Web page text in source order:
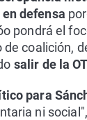
defensa
pondrá el
coalición,
salir de la
para
ni